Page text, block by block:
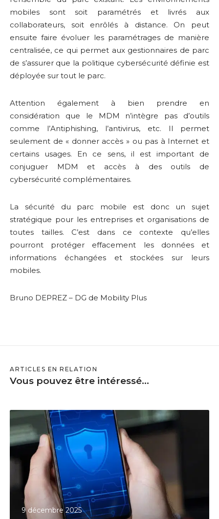
mobiles sont soit paramétrés et livrés aux
collaborateurs, soit enrôlés à distance. On peut
ensuite faire évoluer les paramétrages de manière
centralisée, ce qui permet aux gestionnaires de parc
de s’assurer que la politique cybersécurité définie est
déployée sur tout le parc.
Attention également à bien prendre en
considération que le MDM n’intègre pas d’outils
comme l’Antiphishing, l’antivirus, etc. Il permet
seulement de « donner accès » ou pas à Internet et
certains usages. En ce sens, il est important de
conjuguer MDM et accès à des outils de
cybersécurité complémentaires.
La sécurité du parc mobile est donc un sujet
stratégique pour les entreprises et organisations de
toutes tailles. C’est dans ce contexte qu’elles
pourront protéger effacement les données et
informations échangées et stockées sur leurs
mobiles.
Bruno DEPREZ – DG de Mobility Plus
ARTICLES EN RELATION
Vous pouvez être intéressé...
o
m
t
9 décembre 2025